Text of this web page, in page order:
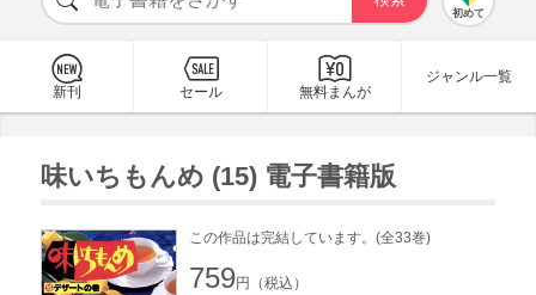
初めて
新刊 セール 無料まんが
ジャンル一覧
味いちもんめ (15) 電子書籍版
この作品は完結しています。(全33巻)
759円（税込）